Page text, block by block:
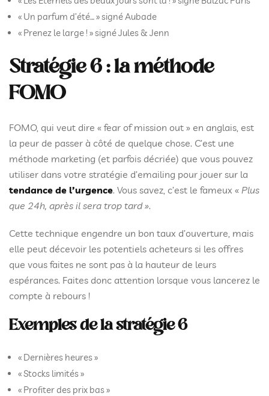
« Un parfum d’été… » signé Aubade
« Prenez le large ! » signé Jules & Jenn
Stratégie 6 : la méthode
FOMO
FOMO, qui veut dire « fear of mission out » en anglais, est
la peur de passer à côté de quelque chose. C’est une
méthode marketing (et parfois décriée) que vous pouvez
utiliser dans votre stratégie d’emailing pour jouer sur la
tendance de l’urgence. Vous savez, c’est le fameux « Plus
que 24h, après il sera trop tard ».
Cette technique engendre un bon taux d’ouverture, mais
elle peut décevoir les potentiels acheteurs si les offres
que vous faites ne sont pas à la hauteur de leurs
espérances. Faites donc attention lorsque vous lancerez le
compte à rebours !
Exemples de la stratégie 6
« Dernières heures »
« Stocks limités »
« Profiter des prix bas »